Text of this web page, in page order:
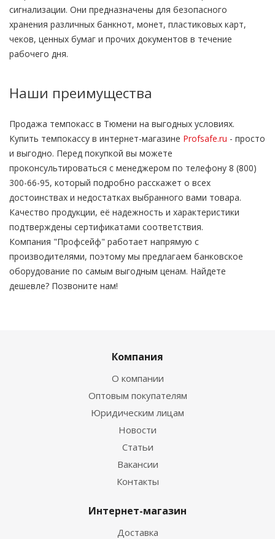
сигнализации. Они предназначены для безопасного
хранения различных банкнот, монет, пластиковых карт,
чеков, ценных бумаг и прочих документов в течение
рабочего дня.
Наши преимущества
Продажа темпокасс в Тюмени на выгодных условиях.
Купить темпокассу в интернет-магазине Profsafe.ru - просто
и выгодно. Перед покупкой вы можете
проконсультироваться с менеджером по телефону 8 (800)
300-66-95, который подробно расскажет о всех
достоинствах и недостатках выбранного вами товара.
Качество продукции, её надежность и характеристики
подтверждены сертификатами соответствия.
Компания "Профсейф" работает напрямую с
производителями, поэтому мы предлагаем банковское
оборудование по самым выгодным ценам. Найдете
дешевле? Позвоните нам!
Компания
О компании
Оптовым покупателям
Юридическим лицам
Новости
Статьи
Вакансии
Контакты
Интернет-магазин
Доставка